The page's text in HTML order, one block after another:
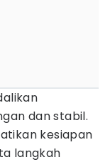
dan stabil.
kesiapan
langkah